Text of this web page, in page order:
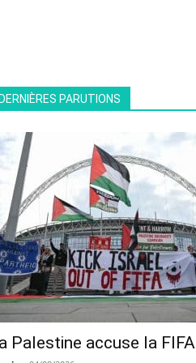
PARUTIONS
Palestine accuse la FIFA